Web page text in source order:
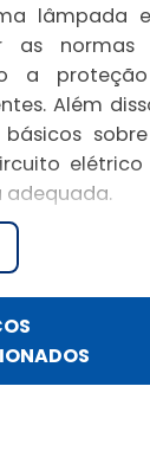
lâmpada
as normas
a
Além
elétrico
como a
os
desse tipo